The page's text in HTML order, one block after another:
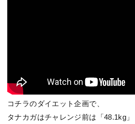
コチラのダイエット企画で、
タナカガはチャレンジ前は「48.1kg」